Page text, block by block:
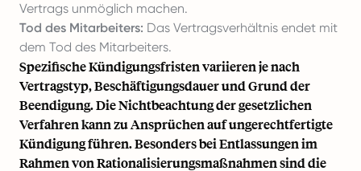
Vertrags unmöglich machen.
Tod des Mitarbeiters: Das Vertragsverhältnis endet mit
dem Tod des Mitarbeiters.
Spezifische Kündigungsfristen variieren je nach
Vertragstyp, Beschäftigungsdauer und Grund der
Beendigung. Die Nichtbeachtung der gesetzlichen
Verfahren kann zu Ansprüchen auf ungerechtfertigte
Kündigung führen. Besonders bei Entlassungen im
Rahmen von Rationalisierungsmaßnahmen sind die